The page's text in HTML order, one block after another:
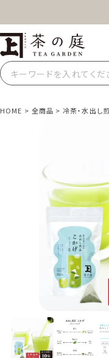
茶の
HOME 全商品 冷茶・水出し